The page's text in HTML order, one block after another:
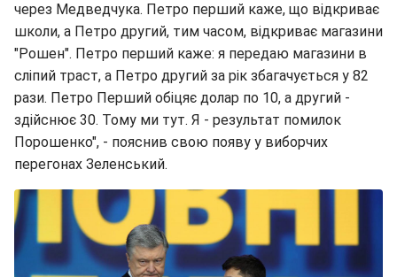
через Медведчука. Петро перший каже, що відкриває
школи, а Петро другий, тим часом, відкриває магазини
"Рошен". Петро перший каже: я передаю магазини в
сліпий траст, а Петро другий за рік збагачується у 82
рази. Петро Перший обіцяє долар по 10, а другий -
здійснює 30. Тому ми тут. Я - результат помилок
Порошенко", - пояснив свою появу у виборчих
перегонах Зеленський.